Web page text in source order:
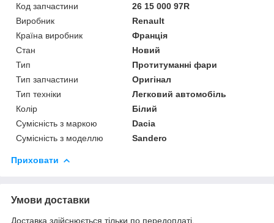
Код запчастини
26 15 000 97R
Виробник
Renault
Країна виробник
Франція
Стан
Новий
Тип
Протитуманні фари
Тип запчастини
Оригінал
Тип техніки
Легковий автомобіль
Колір
Білий
Сумісність з маркою
Dacia
Сумісність з моделлю
Sandero
Приховати
Умови доставки
Доставка здійснюється тільки по передоплаті.